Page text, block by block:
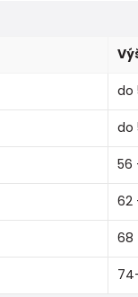
do
do
56
62
68